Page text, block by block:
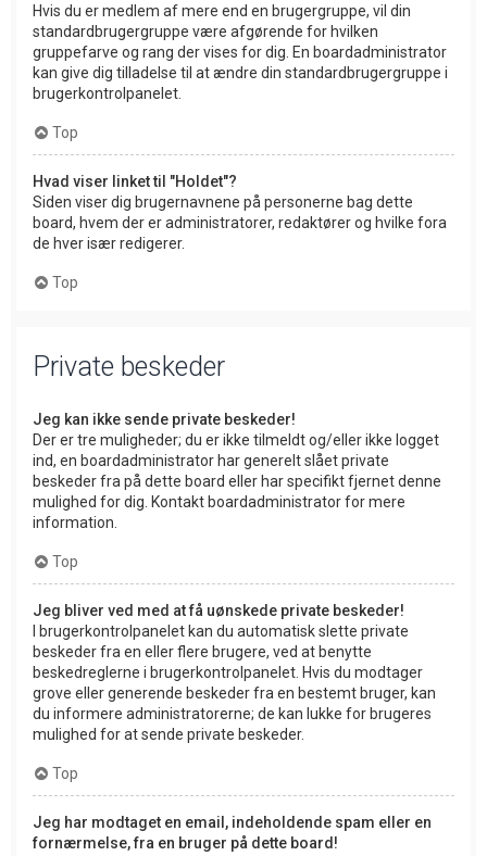
Hvis du er medlem af mere end en brugergruppe, vil din
standardbrugergruppe være afgørende for hvilken
gruppefarve og rang der vises for dig. En boardadministrator
kan give dig tilladelse til at ændre din standardbrugergruppe i
brugerkontrolpanelet.
Top
Hvad viser linket til "Holdet"?
Siden viser dig brugernavnene på personerne bag dette
board, hvem der er administratorer, redaktører og hvilke fora
de hver især redigerer.
Top
Private beskeder
Jeg kan ikke sende private beskeder!
Der er tre muligheder; du er ikke tilmeldt og/eller ikke logget
ind, en boardadministrator har generelt slået private
beskeder fra på dette board eller har specifikt fjernet denne
mulighed for dig. Kontakt boardadministrator for mere
information.
Top
Jeg bliver ved med at få uønskede private beskeder!
I brugerkontrolpanelet kan du automatisk slette private
beskeder fra en eller flere brugere, ved at benytte
beskedreglerne i brugerkontrolpanelet. Hvis du modtager
grove eller generende beskeder fra en bestemt bruger, kan
du informere administratorerne; de kan lukke for brugeres
mulighed for at sende private beskeder.
Top
Jeg har modtaget en email, indeholdende spam eller en
fornærmelse, fra en bruger på dette board!